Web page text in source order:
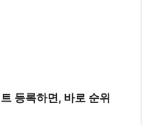
등록하면, 바로 순위